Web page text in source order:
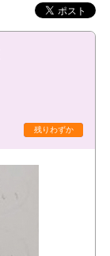
一日講座
残りわずか